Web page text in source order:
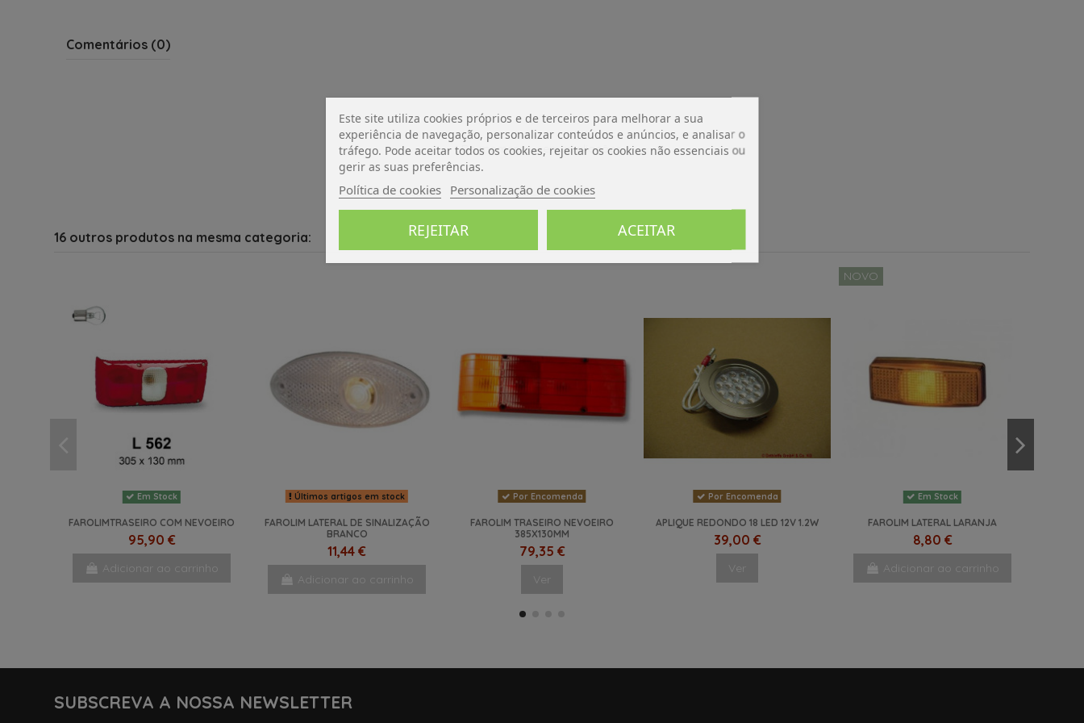
Comentários (0)
De momento, sem avaliações.
16 outros produtos na mesma categoria:
Em Stock
FAROLIMTRASEIRO COM NEVOEIRO
95,90 €
Adicionar ao carrinho
Últimos artigos em stock
FAROLIM LATERAL DE SINALIZAÇÃO
BRANCO
11,44 €
Adicionar ao carrinho
Por Encomenda
FAROLIM TRASEIRO NEVOEIRO
385X130MM
79,35 €
Ver
Por Encomenda
APLIQUE REDONDO 18 LED 12V 1.2W
39,00 €
Ver
NOVO
Em Stock
FAROLIM LATERAL LARANJA
8,80 €
Adicionar ao carrinho
SUBSCREVA A NOSSA NEWSLETTER
Este site utiliza cookies próprios e de terceiros para melhorar a sua
experiência de navegação, personalizar conteúdos e anúncios, e analisar o
tráfego. Pode aceitar todos os cookies, rejeitar os cookies não essenciais ou
gerir as suas preferências.
Política de cookies Personalização de cookies
REJEITAR ACEITAR